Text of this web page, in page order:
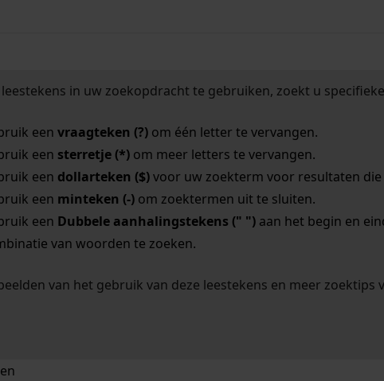
in uw zoekopdracht te gebruiken, zoekt u
een vraagteken (?)om één letter te vervangen.
een sterretje (*)om meer letters te vervangen.
een dollarteken ($)voor uw zoekterm voor resultaten die
een minteken (-)om zoektermen uit te sluiten.
een Dubbele aanhalingstekens (" ")aan het begin en
van woorden te zoeken.
van het gebruik van deze leestekens en meer zoektips